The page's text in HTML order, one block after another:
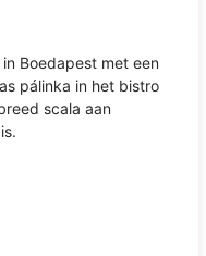
Boedapest met een
pálinka in het bistro
scala aan